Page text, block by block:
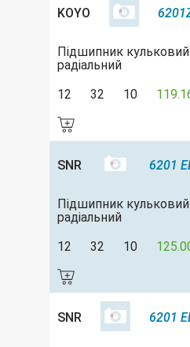
KOYO
Підшипник
радіальний
12
32 10
SNR 6201
Підшипник
радіальний
12
32 10
SNR 6201